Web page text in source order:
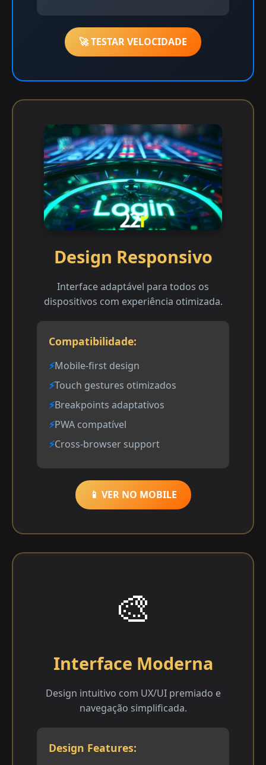
🚀 TESTAR VELOCIDADE
Design Responsivo
Interface adaptável para todos os
dispositivos com experiência otimizada.
Compatibilidade:
Mobile-first design
Touch gestures otimizados
Breakpoints adaptativos
PWA compatível
Cross-browser support
📱 VER NO MOBILE
🎨
Interface Moderna
Design intuitivo com UX/UI premiado e
navegação simplificada.
Design Features: